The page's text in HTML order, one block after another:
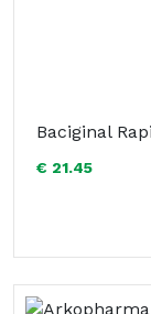
Baciginal
€ 21.45